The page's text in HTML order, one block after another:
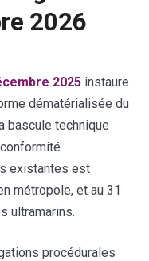
2026
2025 instaure
dématérialisée du
bascule technique
existantes est
métropole, et au 31
ultramarins.
procédurales